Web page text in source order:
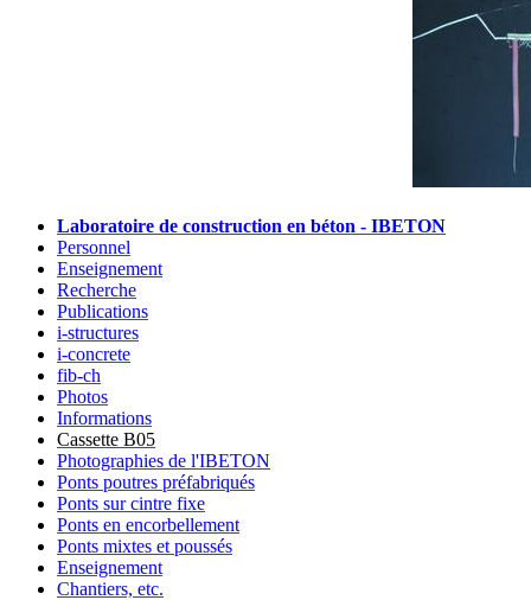
Laboratoire de construction en béton - IBETON
Personnel
Enseignement
Recherche
Publications
i-structures
i-concrete
fib-ch
Photos
Informations
Cassette B05
Photographies de l'IBETON
Ponts poutres préfabriqués
Ponts sur cintre fixe
Ponts en encorbellement
Ponts mixtes et poussés
Enseignement
Chantiers, etc.